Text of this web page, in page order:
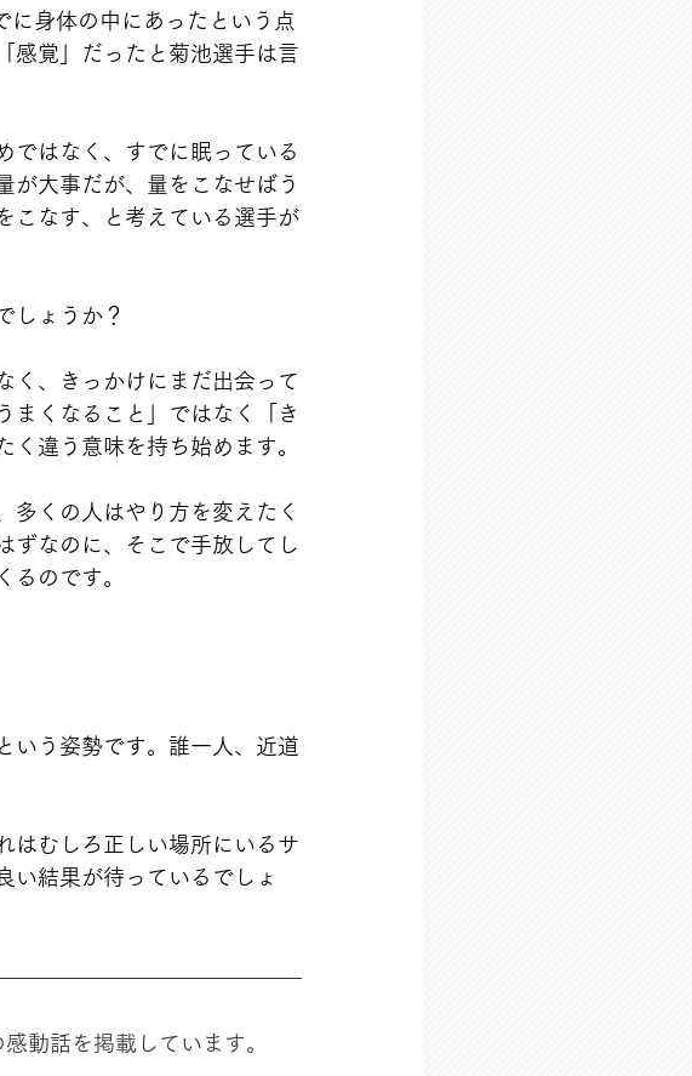
身体の中にあったという点
感覚」だったと菊池選手は言
ではなく、すでに眠っている
が大事だが、量をこなせばう
こなす、と考えている選手が
しょうか？
く、きっかけにまだ出会って
まくなること」ではなく「き
違う意味を持ち始めます。
多くの人はやり方を変えたく
ずなのに、そこで手放してし
るのです。
いう姿勢です。誰一人、近道
はむしろ正しい場所にいるサ
い結果が待っているでしょ
動話を掲載しています。